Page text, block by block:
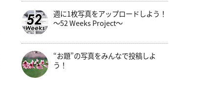
週に1枚写真をアップロードしよう！
～52 Weeks Project～
“お題”の写真をみんなで投稿しよ
う！